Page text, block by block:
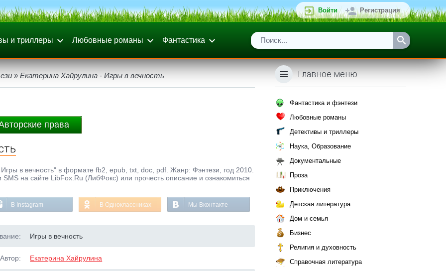
Войти Регистрация
и триллеры Любовные романы Фантастика
» Екатерина Хайрулина - Игры в вечность
права
в вечность" в формате fb2, epub, txt, doc, pdf. Жанр: Фэнтези, год 2010.
на сайте LibFox.Ru (ЛибФокс) или прочесть описание и ознакомиться
В Instagram В Одноклассниках Мы Вконтакте
Игры в вечность
Автор: Екатерина Хайрулина
Главное меню
Фантастика и фэнтези
Любовные романы
Детективы и триллеры
Наука, Образование
Документальные
Проза
Приключения
Детская литература
Дом и семья
Бизнес
Религия и духовность
Справочная литература